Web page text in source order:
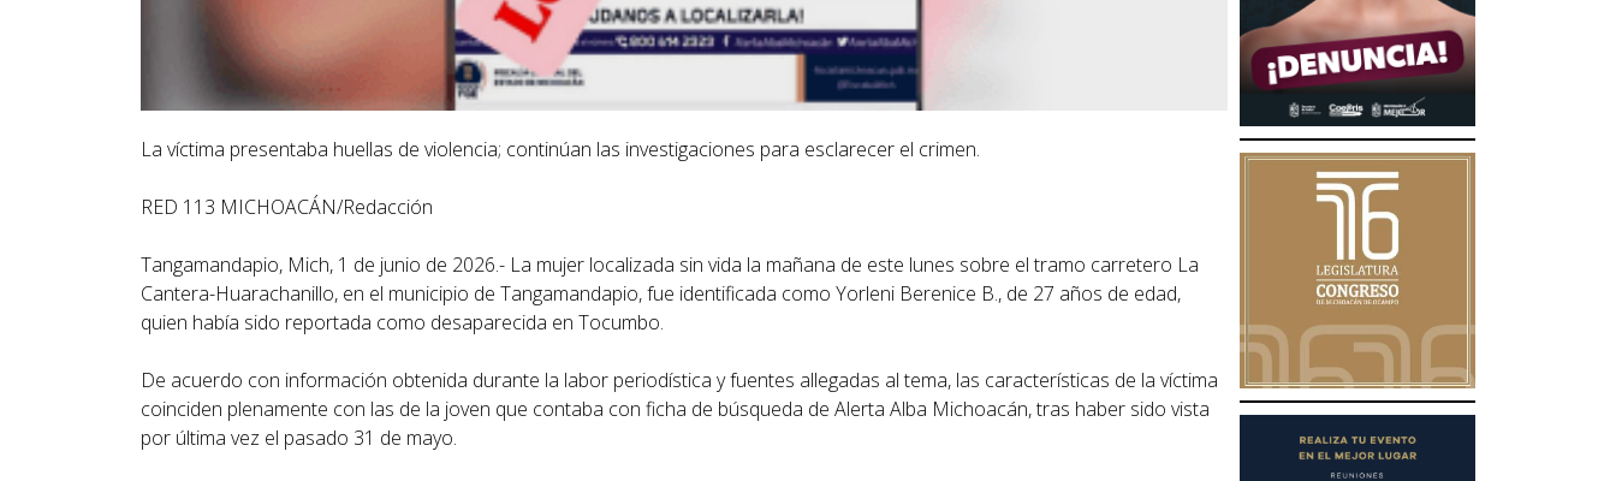
La víctima presentaba huellas de violencia; continúan las investigaciones para esclarecer el crimen.
RED 113 MICHOACÁN/Redacción
Tangamandapio, Mich, 1 de junio de 2026.- La mujer localizada sin vida la mañana de este lunes sobre el tramo carretero La
Cantera-Huarachanillo, en el municipio de Tangamandapio, fue identificada como Yorleni Berenice B., de 27 años de edad,
quien había sido reportada como desaparecida en Tocumbo.
De acuerdo con información obtenida durante la labor periodística y fuentes allegadas al tema, las características de la víctima
coinciden plenamente con las de la joven que contaba con ficha de búsqueda de Alerta Alba Michoacán, tras haber sido vista
por última vez el pasado 31 de mayo.